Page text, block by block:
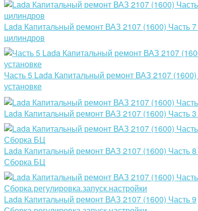
Lada Капитальный ремонт ВАЗ 2107 (1600) Часть
цилиндров
Часть 5 Lada Капитальный ремонт ВАЗ 2107
установке
Lada Капитальный ремонт ВАЗ 2107 (1600) Часть
Lada Капитальный ремонт ВАЗ 2107 (1600) Часть
Сборка БЦ
Lada Капитальный ремонт ВАЗ 2107 (1600) Часть 9